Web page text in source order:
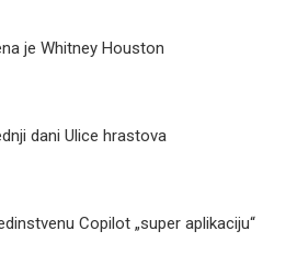
je Whitney Houston
dani Ulice hrastova
Copilot „super aplikaciju“